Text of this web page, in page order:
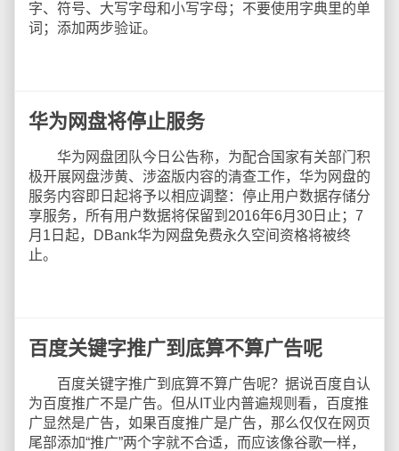
字、符号、大写字母和小写字母；不要使用字典里的单
词；添加两步验证。
华为网盘将停止服务
华为网盘团队今日公告称，为配合国家有关部门积
极开展网盘涉黄、涉盗版内容的清查工作，华为网盘的
服务内容即日起将予以相应调整：停止用户数据存储分
享服务，所有用户数据将保留到2016年6月30日止；7
月1日起，DBank华为网盘免费永久空间资格将被终
止。
百度关键字推广到底算不算广告呢
百度关键字推广到底算不算广告呢？据说百度自认
为百度推广不是广告。但从IT业内普遍规则看，百度推
广显然是广告，如果百度推广是广告，那么仅仅在网页
尾部添加“推广”两个字就不合适，而应该像谷歌一样，